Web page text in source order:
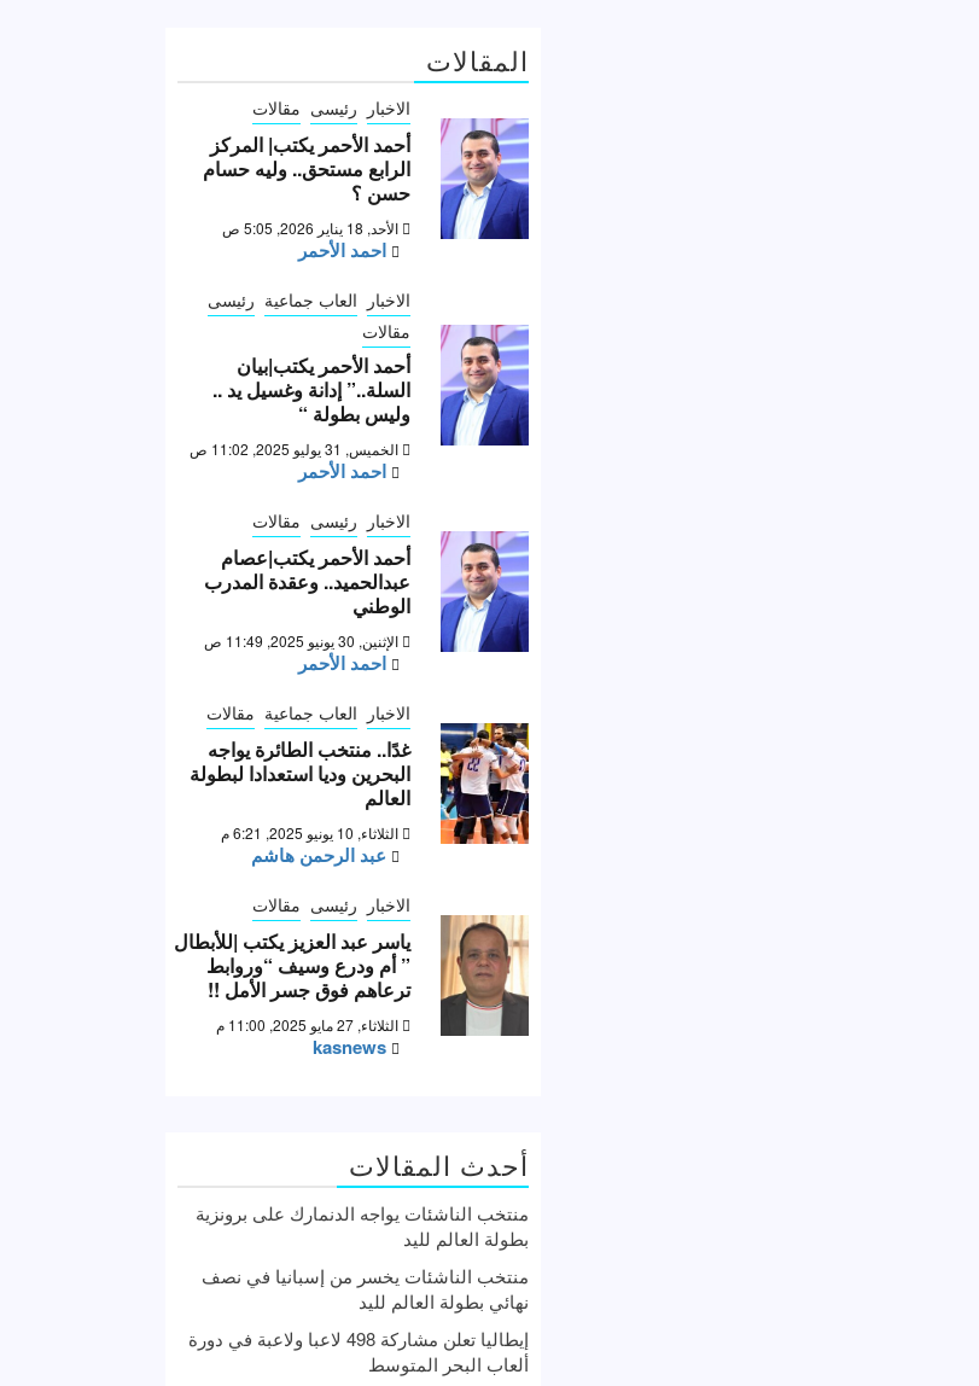
المقالات
الاخبار رئيسى مقالات
أحمد الأحمر يكتب| المركز
الرابع مستحق.. وليه حسام
حسن ؟
الأحد, 18 يناير 2026, 5:05 ص
احمد الأحمر
الاخبار العاب جماعية رئيسى
مقالات
أحمد الأحمر يكتب|بيان
السلة..” إدانة وغسيل يد ..
وليس بطولة “
الخميس, 31 يوليو 2025, 11:02 ص
احمد الأحمر
الاخبار رئيسى مقالات
أحمد الأحمر يكتب|عصام
عبدالحميد.. وعقدة المدرب
الوطني
الإثنين, 30 يونيو 2025, 11:49 ص
احمد الأحمر
الاخبار العاب جماعية مقالات
غدًا.. منتخب الطائرة يواجه
البحرين وديا استعدادا لبطولة
العالم
الثلاثاء, 10 يونيو 2025, 6:21 م
عبد الرحمن هاشم
الاخبار رئيسى مقالات
ياسر عبد العزيز يكتب |للأبطال
” أم ودرع وسيف “وروابط
ترعاهم فوق جسر الأمل !!
الثلاثاء, 27 مايو 2025, 11:00 م
kasnews
أحدث المقالات
منتخب الناشئات يواجه الدنمارك على برونزية
بطولة العالم لليد
منتخب الناشئات يخسر من إسبانيا في نصف
نهائي بطولة العالم لليد
إيطاليا تعلن مشاركة 498 لاعبا ولاعبة في دورة
ألعاب البحر المتوسط